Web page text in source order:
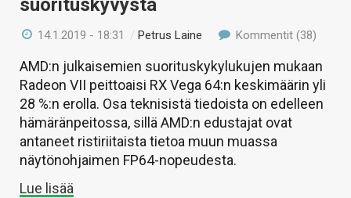
suorituskyvystä
14.1.2019 - 18:31 /Petrus Laine Kommentit (38)
AMD:n julkaisemien suorituskykylukujen mukaan
Radeon VII peittoaisi RX Vega 64:n keskimäärin yli
28 %:n erolla. Osa teknisistä tiedoista on edelleen
hämäränpeitossa, sillä AMD:n edustajat ovat
antaneet ristiriitaista tietoa muun muassa
näytönohjaimen FP64-nopeudesta.
Lue lisää